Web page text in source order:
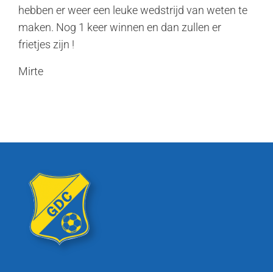
hebben er weer een leuke wedstrijd van weten te
maken. Nog 1 keer winnen en dan zullen er
frietjes zijn !
Mirte